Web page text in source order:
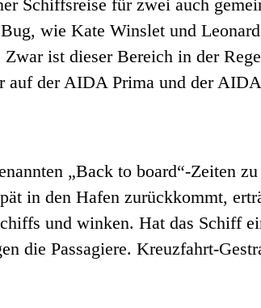
Schiffsreise für zwei auch
wie Kate Winslet und
ist dieser Bereich in der
auf der AIDA Prima und der
„Back to board“-Zeiten zu
in den Hafen zurückkommt,
und winken. Hat das Schiff
die Passagiere. Kreuzfahrt-